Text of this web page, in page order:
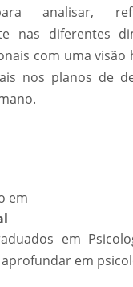
analisar,
nas diferentes
com uma visão
nos planos de
em
em
em